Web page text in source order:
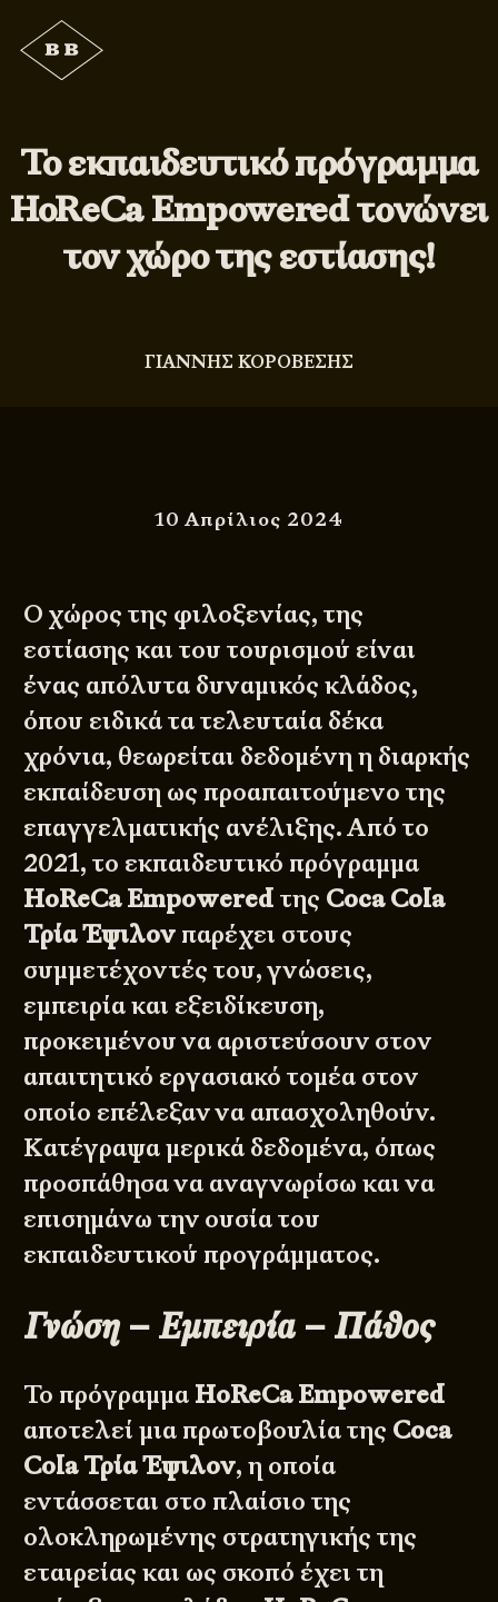
Το εκπαιδευτικό πρόγραμμα
HoReCa Empowered τονώνει
τον χώρο της εστίασης!
ΓΙΑΝΝΗΣ ΚΟΡΟΒΕΣΗΣ
10 Απρίλιος 2024
Ο χώρος της φιλοξενίας, της
εστίασης και του τουρισμού είναι
ένας απόλυτα δυναμικός κλάδος,
όπου ειδικά τα τελευταία δέκα
χρόνια, θεωρείται δεδομένη η διαρκής
εκπαίδευση ως προαπαιτούμενο της
επαγγελματικής ανέλιξης. Από το
2021, το εκπαιδευτικό πρόγραμμα
HoReCaEmpowered της CocaCola
Τρία Έψιλον παρέχει στους
συμμετέχοντές του, γνώσεις,
εμπειρία και εξειδίκευση,
προκειμένου να αριστεύσουν στον
απαιτητικό εργασιακό τομέα στον
οποίο επέλεξαν να απασχοληθούν.
Κατέγραψα μερικά δεδομένα, όπως
προσπάθησα να αναγνωρίσω και να
επισημάνω την ουσία του
εκπαιδευτικού προγράμματος.
Γνώση – Εμπειρία – Πάθος
Το πρόγραμμα HoReCaEmpowered
αποτελεί μια πρωτοβουλία της Coca
Cola Τρία Έψιλον, η οποία
εντάσσεται στο πλαίσιο της
ολοκληρωμένης στρατηγικής της
εταιρείας και ως σκοπό έχει τη